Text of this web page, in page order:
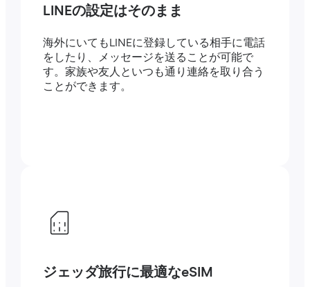
LINEの設定はそのまま
海外にいてもLINEに登録している相手に電話
をしたり、メッセージを送ることが可能で
す。家族や友人といつも通り連絡を取り合う
ことができます。
ジェッダ旅行に最適なeSIM